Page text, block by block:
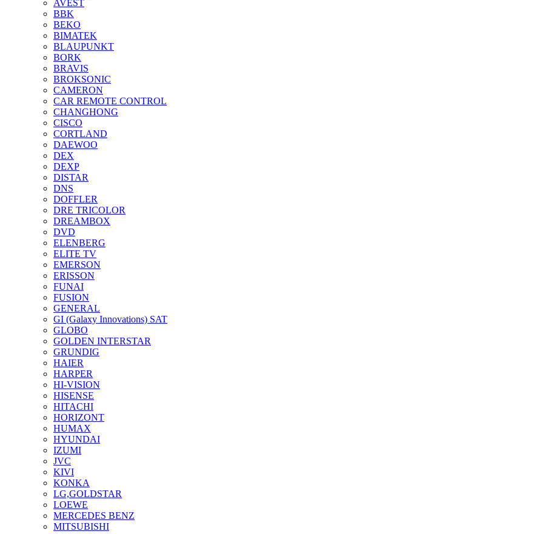
AVEST
BBK
BEKO
BIMATEK
BLAUPUNKT
BORK
BRAVIS
BROKSONIC
CAMERON
CAR REMOTE CONTROL
CHANGHONG
CISCO
CORTLAND
DAEWOO
DEX
DEXP
DISTAR
DNS
DOFFLER
DRE TRICOLOR
DREAMBOX
DVD
ELENBERG
ELITE TV
EMERSON
ERISSON
FUNAI
FUSION
GENERAL
GI (Galaxy Innovations) SAT
GLOBO
GOLDEN INTERSTAR
GRUNDIG
HAIER
HARPER
HI-VISION
HISENSE
HITACHI
HORIZONT
HUMAX
HYUNDAI
IZUMI
JVC
KIVI
KONKA
LG,GOLDSTAR
LOEWE
MERCEDES BENZ
MITSUBISHI